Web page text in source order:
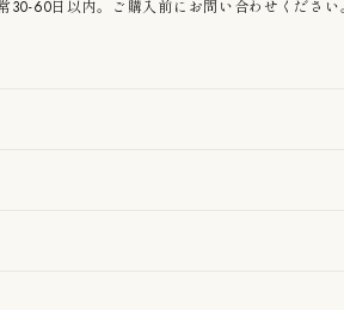
30-60日以内。ご購入前にお問い合わせください。